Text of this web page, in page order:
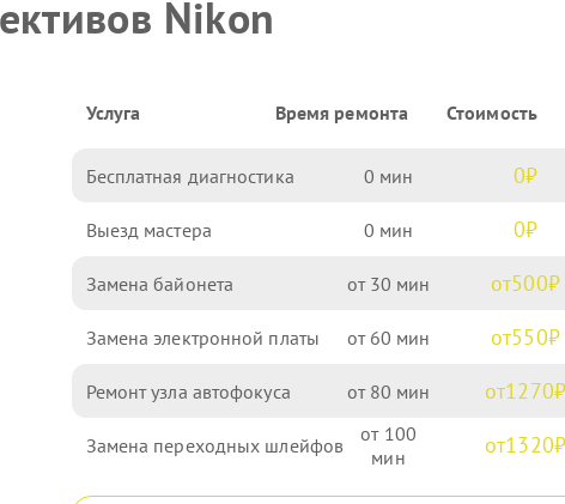
Nikon
Услуга Время ремонта Стоимость
Бесплатная диагностика 0 0
Выезд мастера 0 0
Замена байонета 30 500
Замена электронной платы 60 550
Ремонт узла автофокуса 80 1270
Замена переходных шлейфов 100 1320